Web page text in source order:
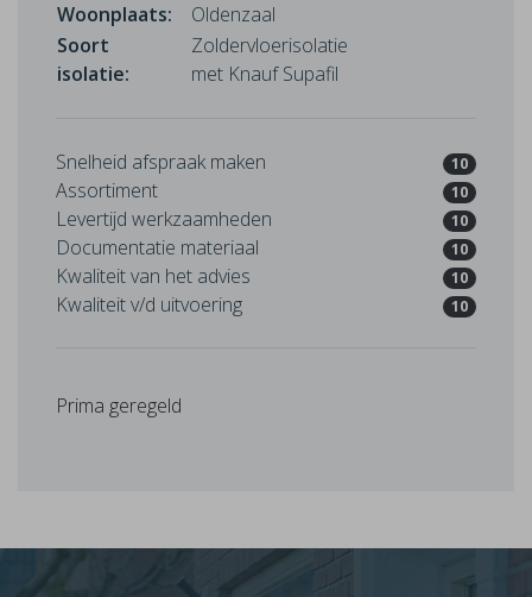
Woonplaats:
Oldenzaal
Soort
isolatie:
Zoldervloerisolatie
met Knauf Supafil
Snelheid afspraak maken 10
Assortiment 10
Levertijd werkzaamheden 10
Documentatie materiaal 10
Kwaliteit van het advies 10
Kwaliteit v/d uitvoering 10
Prima geregeld